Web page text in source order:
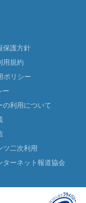
保護方針
用規約
ポリシー
ー
の利用について
ツ二次利用
ターネット報道協会